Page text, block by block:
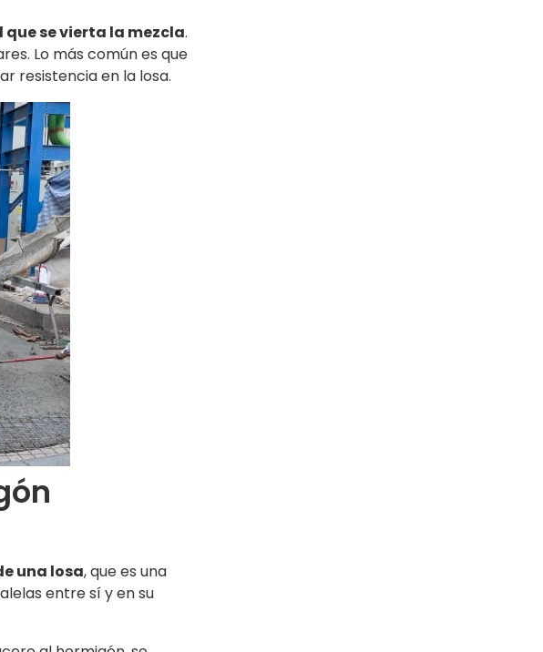
se vierta la mezcla.
Lo más común es que
resistencia en la losa.
una losa, que es una
entre sí y en su